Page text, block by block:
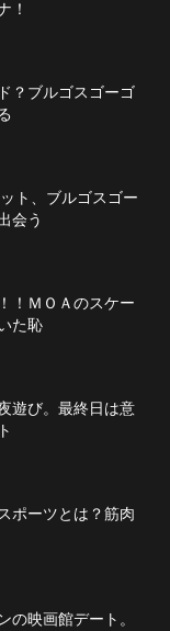
！
？ブルゴスゴーゴ
ト、ブルゴスゴー
会う
！ＭＯＡのスケー
た恥
遊び。最終日は意
ポーツとは？筋肉
の映画館デート。